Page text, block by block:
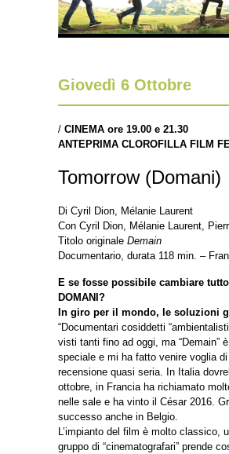
Giovedì 6 Ottobre
/ CINEMA ore 19.00 e 21.30
ANTEPRIMA CLOROFILLA FILM
Tomorrow (Domani)
Di Cyril Dion, Mélanie Laurent
Con Cyril Dion, Mélanie Laurent,
Titolo originale Demain
Documentario, durata 118 min. –
E se fosse possibile cambiare
DOMANI?
In giro per il mondo, le soluzioni
“Documentari cosiddetti
visti tanti fino ad oggi, ma “Demain” è
speciale e mi ha fatto venire voglia
recensione quasi seria. In Italia
ottobre, in Francia ha richiamato
nelle sale e ha vinto il César 2016.
successo anche in Belgio.
L’impianto del film è molto classico,
gruppo di “cinematografari” prende